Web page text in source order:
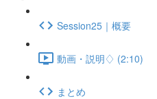
Session25｜概要
動画・説明♢ (2:10)
まとめ